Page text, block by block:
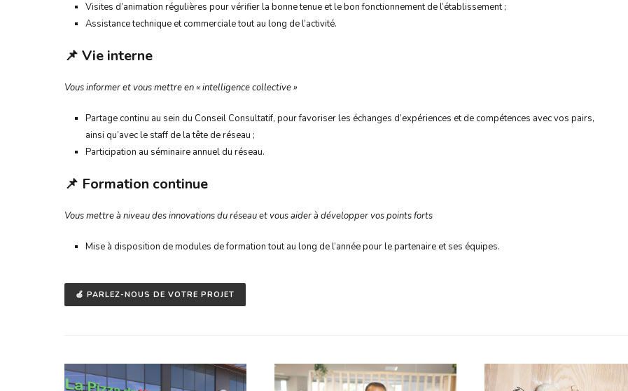
Visites d’animation régulières pour vérifier la bonne tenue et le bon fonctionnement de l’établissement ;
Assistance technique et commerciale tout au long de l’activité.
📌 Vie interne
Vous informer et vous mettre en « intelligence collective »
Partage continu au sein du Conseil Consultatif, pour favoriser les échanges d’expériences et de compétences avec vos pairs,
ainsi qu’avec le staff de la tête de réseau ;
Participation au séminaire annuel du réseau.
📌 Formation continue
Vous mettre à niveau des innovations du réseau et vous aider à développer vos points forts
Mise à disposition de modules de formation tout au long de l’année pour le partenaire et ses équipes.
🍏 PARLEZ-NOUS DE VOTRE PROJET